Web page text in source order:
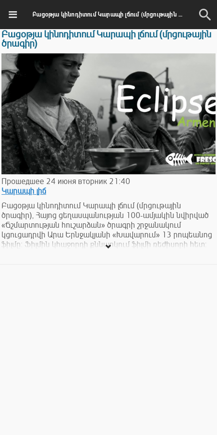
Բացօթյա կինոդիտում Կարապի լճում (մրցութային ծրագիր)
Բացօթյա կինոդիտում Կարապի լճում (մրցութային
ծրագիր)
Прошедшее 24 июня вторник 21:40
Կարապի լիճ
Բացօթյա կինոդիտում Կարապի լճում (մրցութային
ծրագիր), Հայոց ցեղասպանության 100-ամյակին նվիրված
«Ճշմարտության հուշարձան» ծրագրի շրջանակում
կցուցադրվի Արա Երնջակյանի «Խավարում» 13 րոպեանոց
ֆիլմը: Ֆիլմին կհաջորդի քննարկում ֆիլմի ռեժիսորի հետ: